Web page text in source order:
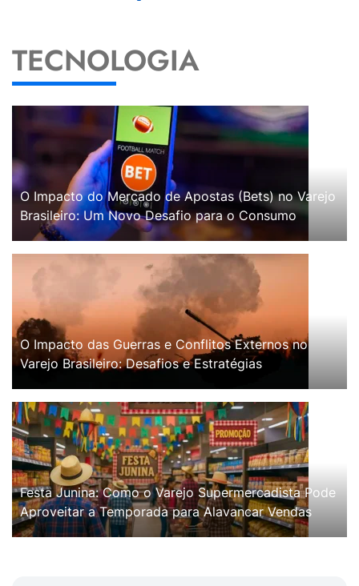
TECNOLOGIA
O Impacto do Mercado de Apostas (Bets) no Varejo
Brasileiro: Um Novo Desafio para o Consumo
O Impacto das Guerras e Conflitos Externos no
Varejo Brasileiro: Desafios e Estratégias
Festa Junina: Como o Varejo Supermercadista Pode
Aproveitar a Temporada para Alavancar Vendas